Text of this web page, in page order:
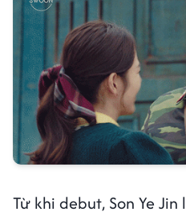
Từ khi debut, Son Ye